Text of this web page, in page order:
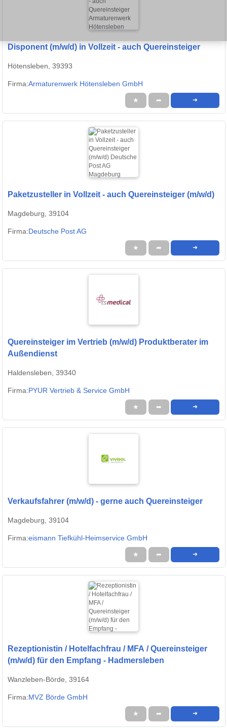
Disponent (m/w/d) in Vollzeit - auch Quereinsteiger
Hötensleben, 39393
Firma:Armaturenwerk Hötensleben GmbH
★ ➦ ➜
Paketzusteller in Vollzeit - auch Quereinsteiger (m/w/d)
Magdeburg, 39104
Firma:Deutsche Post AG
★ ➦ ➜
Quereinsteiger im Vertrieb (m/w/d) Produktberater im
Außendienst
Haldensleben, 39340
Firma:PYUR Vertrieb & Service GmbH
★ ➦ ➜
Verkaufsfahrer (m/w/d) - gerne auch Quereinsteiger
Magdeburg, 39104
Firma:eismann Tiefkühl-Heimservice GmbH
★ ➦ ➜
Rezeptionistin / Hotelfachfrau / MFA / Quereinsteiger
(m/w/d) für den Empfang - Hadmersleben
Wanzleben-Börde, 39164
Firma:MVZ Börde GmbH
★ ➦ ➜